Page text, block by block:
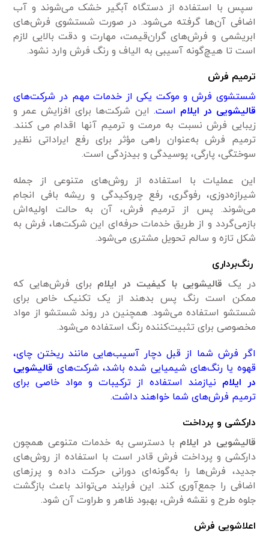
سپس با استفاده از دستگاه آبگیر خشک می‌شوند و آب
اضافی آن‌ها گرفته می‌شود. در صورت شستشوی فرش‌های
ابریشمی و فرش‌های گران‌قیمت، مهارت و دقت بالایی لازم
است تا هیچ‌گونه آسیبی به الیاف و رنگ فرش وارد نشود.
ترمیم فرش
شستشوی فرش و موکت یکی از خدمات مهم در شرکت‌های
قالیشویی در ایلام است. این شرکت‌ها برای افزایش عمر و
زیبایی فرش نسبت به مرمت و ترمیم آنها اقدام می کنند.
ترمیم فرش به‌عنوان راهی مؤثر برای رفع ایراداتی نظیر
سوختگی، پارگی، پوسیدگی و بیدزدگی است.
این عملیات با استفاده از روش‌های متنوعی از جمله
شیرازه‌دوزی، رفوگری، رفع چروکیدگی و ریشه بافی انجام
می‌شوند. پس از ترمیم فرش، آن به حالت اولیه‌اش
بازمی‌گردد و از طریق خدمات حرفه‌ای این شرکت‌ها، فرش به
شکل تازه و سالم تحویل مشتری می‌شود.
رنگ‌برداری
در یک قالیشویی با کیفیت در ایلام برای فرش‌هایی که
ممکن است رنگ پس بدهند از یک تکنیک خاص برای
شستشو استفاده می‌شود. همچنین در روند شستشو از مواد
مخصوصی برای تثبیت‌کننده رنگ استفاده می‌شود.
اگر فرش شما از قبل دچار آسیب‌هایی مانند ریختن چای،
قهوه یا رنگ‌های شیمیایی شده باشد، شرکت‌های قالیشویی
در ایلام نیازمند استفاده از ترکیبات و مواد خاصی برای
ترمیم فرش‌های شما خواهند داشت.
دارکشی و پرداخت
قالیشویی در ایلام با دسترسی به خدمات متنوعی همچون
دارکشی و پرداخت فرش قادر است با استفاده از روش‌های
جدید، فرش‌ها را به‌گونه‌ای دورانی حرکت داده و پرز‌های
اضافی را جمع‌آوری کند. این فرایند می‌تواند باعث بازگشت
جلوه طرح و نقشه فرش، بهبود ظاهر و طراوت آن شود.
اعلاشویی فرش